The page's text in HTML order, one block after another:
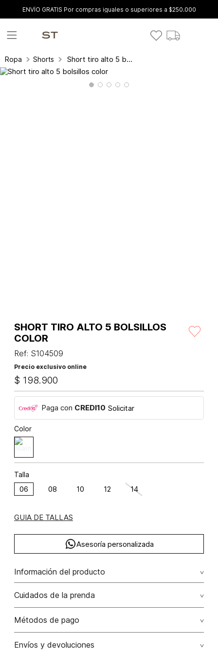
ENVÍO GRATIS Por compras iguales o superiores a $250.000
Ropa Shorts Short tiro alto 5 bolsillos color
SHORT TIRO ALTO 5 BOLSILLOS
COLOR
Ref: S104509
Precio exclusivo online
$ 198.900
Paga con CREDI10 Solicitar
Color
Talla
06 08 10 12 14
GUIA DE TALLAS
Asesoría personalizada
Información del producto
C27-complementarias sf semana 27 2025 algodón 100%
100.00% algodón/cotton
Cuidados de la prenda
No remojar. no planchar con vapor. planchar por el reves.
Métodos de pago
Tarjetas de crédito: Visa, Dinners, Master Card y American
Envíos y devoluciones